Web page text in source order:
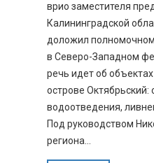
врио заместителя
Калининградской
доложил
в Северо-Западном
речь идет об
острове Октябрьский:
водоотведения,
Под руководством
региона...